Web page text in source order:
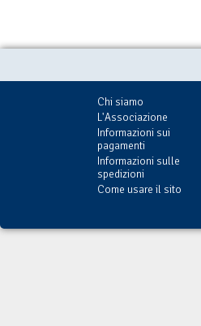
Chi siamo
L'Associazione
Informazioni sui
pagamenti
Informazioni sulle
spedizioni
Come usare il sito